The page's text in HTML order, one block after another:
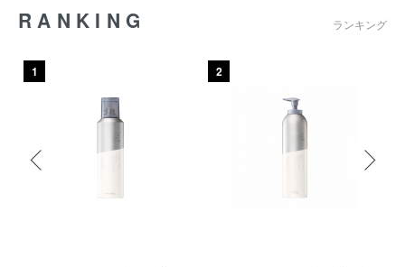
RANKING ランキング
1 2